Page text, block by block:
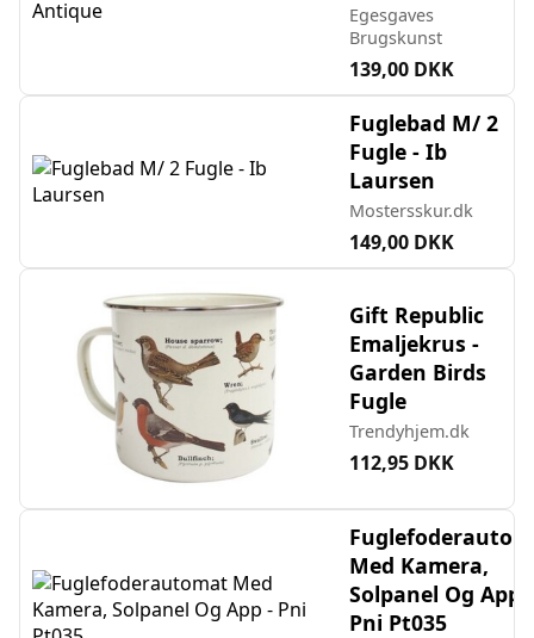
Egesgaves
Brugskunst
139,00 DKK
Fuglebad M/ 2
Fugle - Ib
Laursen
Mostersskur.dk
149,00 DKK
Gift Republic
Emaljekrus -
Garden Birds
Fugle
Trendyhjem.dk
112,95 DKK
Med Kamera,
Solpanel Og App -
Pni Pt035